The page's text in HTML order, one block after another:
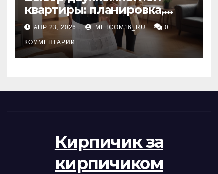
квартиры: планировка,
состояние жилья и
проверка документов
АПР 23, 2026 METCOM16_RU 0
КОММЕНТАРИИ
Кирпичик за
кирпичиком